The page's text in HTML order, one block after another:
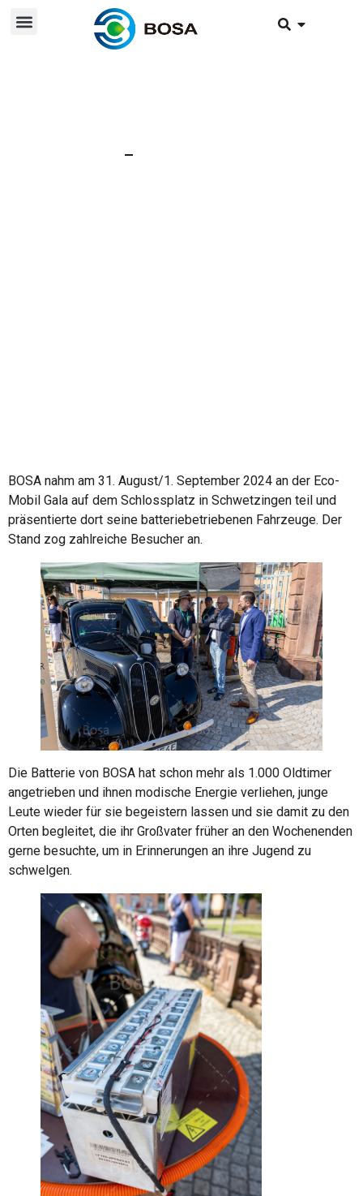
BOSA nahm am 31. August/1. September 2024 an der Eco-
Mobil Gala auf dem Schlossplatz in Schwetzingen teil und
präsentierte dort seine batteriebetriebenen Fahrzeuge. Der
Stand zog zahlreiche Besucher an.
Die Batterie von BOSA hat schon mehr als 1.000 Oldtimer
angetrieben und ihnen modische Energie verliehen, junge
Leute wieder für sie begeistern lassen und sie damit zu den
Orten begleitet, die ihr Großvater früher an den Wochenenden
gerne besuchte, um in Erinnerungen an ihre Jugend zu
schwelgen.